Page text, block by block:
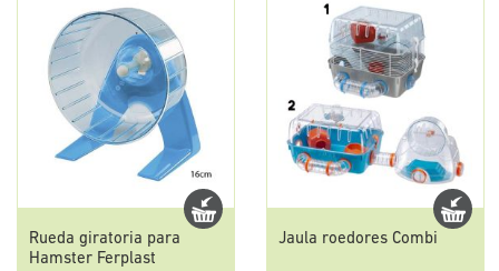
Rueda giratoria para
Hamster Ferplast
Jaula roedores Combi